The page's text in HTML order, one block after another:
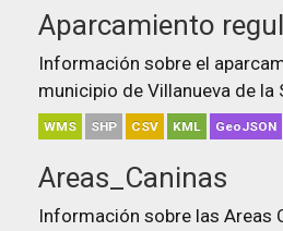
Aparcamiento
Información sobre el
municipio de Villanueva de la
WMS SHP CSV KML GeoJSON
Areas_Caninas
Información sobre las Areas